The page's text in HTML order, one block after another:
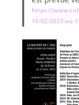
https://
10-02-2023-au-